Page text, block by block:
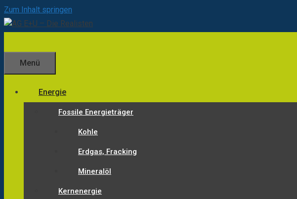
Zum Inhalt springen
Menü
Energie
Fossile Energieträger
Kohle
Erdgas, Fracking
Mineralöl
Kernenergie